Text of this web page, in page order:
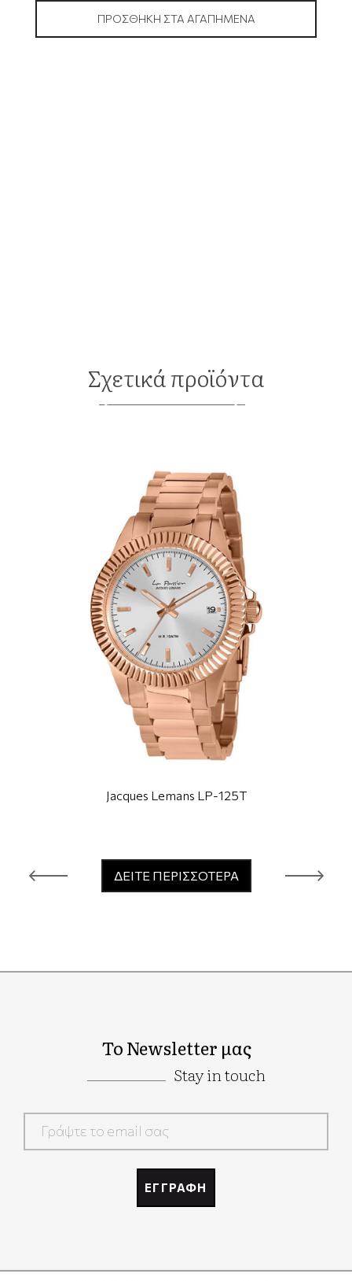
ΠΡΟΣΘΉΚΗ ΣΤΑ ΑΓΑΠΗΜΈΝΑ
Σχετικά προϊόντα
Jacques Lemans LP-125T
ΔΕΙΤΕ ΠΕΡΙΣΣΟΤΕΡΑ
Το Newsletter μας
Stay in touch
ΕΓΓΡΑΦΗ